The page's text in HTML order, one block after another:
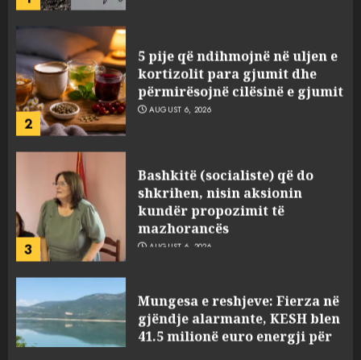
2
përmirësojnë cilësinë e gjumit
AUGUST 6, 2026
kundër propozimit të
mazhorancës
AUGUST 6, 2026
4
41.5 milionë euro energji për
periudhën korrik-shtator
AUGUST 6, 2026